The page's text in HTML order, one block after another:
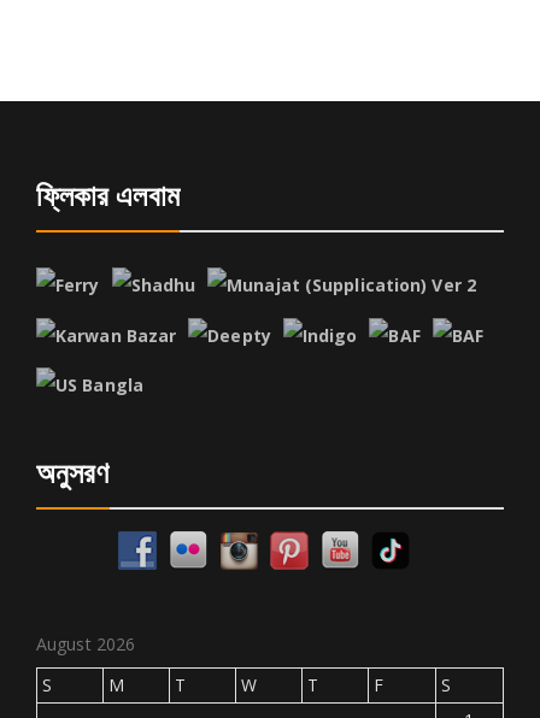
ফ্লিকার এলবাম
অনুসরণ
August 2026
S
M T W T F
S